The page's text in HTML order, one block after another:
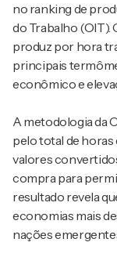
no ranking de
do Trabalho (OIT).
produz por hora
principais
econômico e
A metodologia da
pelo total de
valores
compra para
resultado revela
economias mais
nações